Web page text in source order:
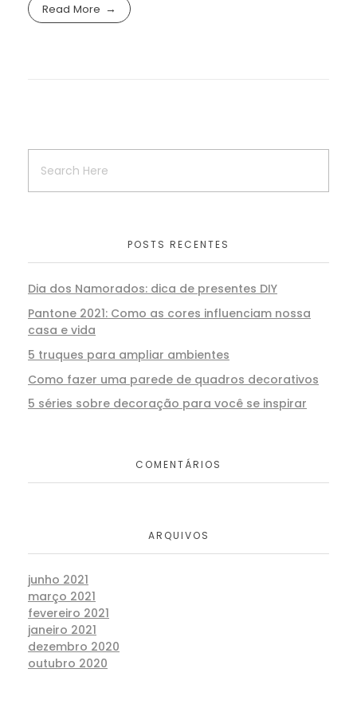
Read More
POSTS RECENTES
Dia dos Namorados: dica de presentes DIY
Pantone 2021: Como as cores influenciam nossa
casa e vida
5 truques para ampliar ambientes
Como fazer uma parede de quadros decorativos
5 séries sobre decoração para você se inspirar
COMENTÁRIOS
ARQUIVOS
junho 2021
março 2021
fevereiro 2021
janeiro 2021
dezembro 2020
outubro 2020